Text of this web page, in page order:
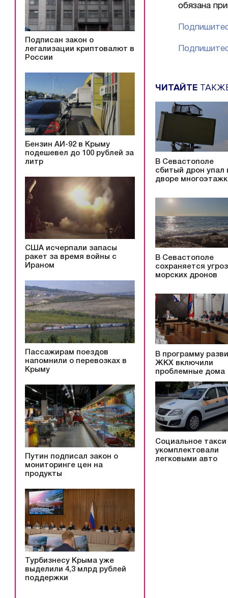
Подписан закон о
легализации криптовалют в
России
Бензин АИ-92 в Крыму
подешевел до 100 рублей за
литр
США исчерпали запасы
ракет за время войны с
Ираном
Пассажирам поездов
напомнили о перевозках в
Крыму
Путин подписал закон о
мониторинге цен на
продукты
Турбизнесу Крыма уже
выделили 4,3 млрд рублей
поддержки
обязана
ЧИТАЙТЕ
В Севастополе
сбитый дрон упал
дворе
В Севастополе
сохраняется
морских дронов
В программу
ЖКХ включили
проблемные дома
Социальное такси
укомплектовали
легковыми авто